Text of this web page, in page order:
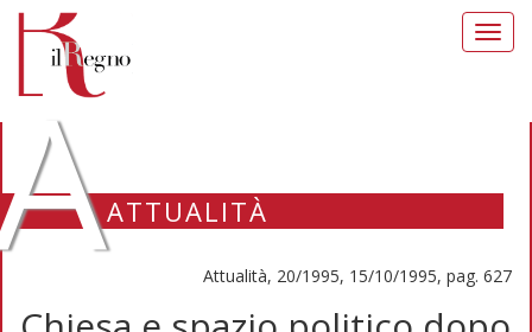
ATTUALITÀ
Attualità, 20/1995, 15/10/1995, pag. 627